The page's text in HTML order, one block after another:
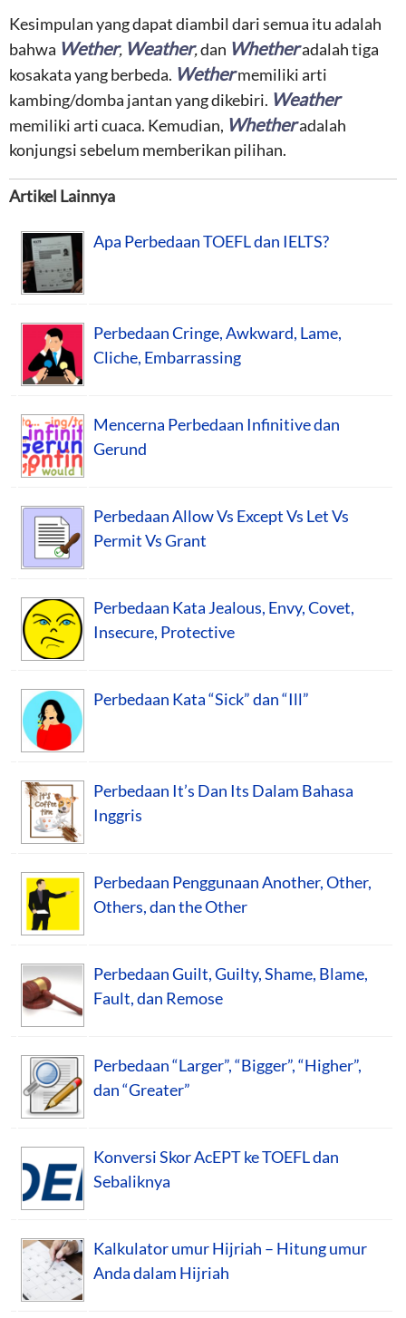
Kesimpulan yang dapat diambil dari semua itu adalah
bahwa Wether, Weather,dan Whetheradalah tiga
kosakata yang berbeda. Wethermemiliki arti
kambing/domba jantan yang dikebiri. Weather
memiliki arti cuaca. Kemudian, Whetheradalah
konjungsi sebelum memberikan pilihan.
Artikel Lainnya
Apa Perbedaan TOEFL dan IELTS?
Perbedaan Cringe, Awkward, Lame,
Cliche, Embarrassing
Mencerna Perbedaan Infinitive dan
Gerund
Perbedaan Allow Vs Except Vs Let Vs
Permit Vs Grant
Perbedaan Kata Jealous, Envy, Covet,
Insecure, Protective
Perbedaan Kata “Sick” dan “Ill”
Perbedaan It’s Dan Its Dalam Bahasa
Inggris
Perbedaan Penggunaan Another, Other,
Others, dan the Other
Perbedaan Guilt, Guilty, Shame, Blame,
Fault, dan Remose
Perbedaan “Larger”, “Bigger”, “Higher”,
dan “Greater”
Konversi Skor AcEPT ke TOEFL dan
Sebaliknya
Kalkulator umur Hijriah – Hitung umur
Anda dalam Hijriah